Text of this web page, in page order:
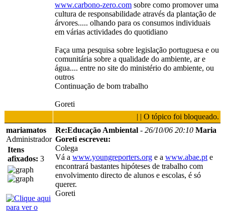
www.carbono-zero.com sobre como promover uma
cultura de responsabilidade através da plantação de
árvores..... olhando para os consumos individuais
em várias actividades do quotidiano
Faça uma pesquisa sobre legislação portuguesa e ou
comunitária sobre a qualidade do ambiente, ar e
água.... entre no site do ministério do ambiente, ou
outros
Continuação de bom trabalho
Goreti
| | O tópico foi bloqueado.
mariamatos
Administrador
Itens
afixados: 3
Re:Educação Ambiental - 26/10/06 20:10 Maria
Goreti escreveu:
Colega
Vá a www.youngreporters.org e a www.abae.pt e
encontrará bastantes hipóteses de trabalho com
envolvimento directo de alunos e escolas, é só
querer.
Goreti